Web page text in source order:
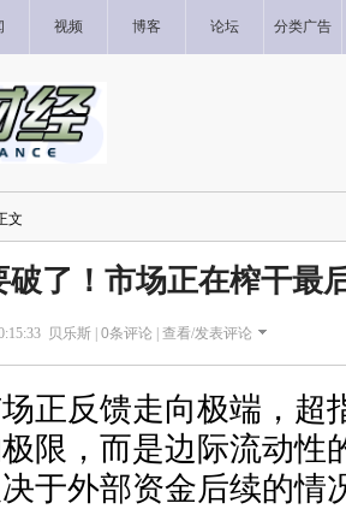
视频 博客 论坛 分类广告
文
破了！市场正在榨干最
贝乐斯 | 0条评论 | 查看/发表评论
反馈走向极端，超
限，而是边际流动性
于外部资金后续的情